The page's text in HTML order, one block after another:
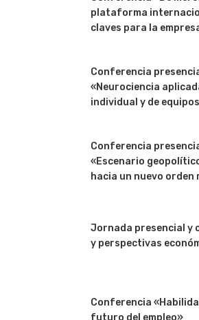
plataforma
claves para la
Conferencia
«Neurociencia
individual y de
Conferencia
«Escenario
hacia un nuevo orden
Jornada presencial y
y perspectivas
Conferencia
futuro del empleo»